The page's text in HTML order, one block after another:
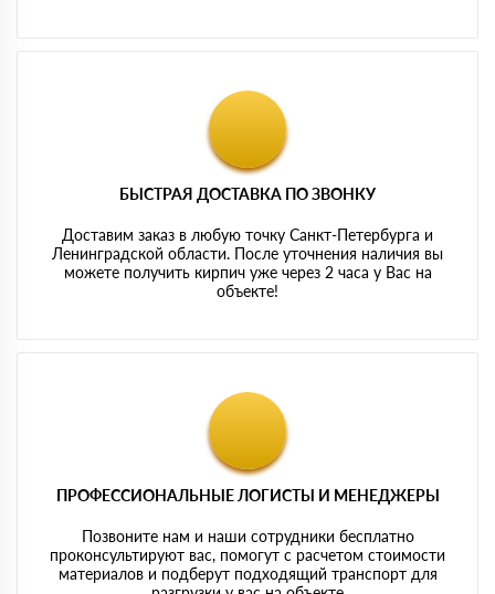
БЫСТРАЯ ДОСТАВКА ПО ЗВОНКУ
Доставим заказ в любую точку Санкт-Петербурга и
Ленинградской области. После уточнения наличия вы
можете получить кирпич уже через 2 часа у Вас на
объекте!
ПРОФЕССИОНАЛЬНЫЕ ЛОГИСТЫ И МЕНЕДЖЕРЫ
Позвоните нам и наши сотрудники бесплатно
проконсультируют вас, помогут с расчетом стоимости
материалов и подберут подходящий транспорт для